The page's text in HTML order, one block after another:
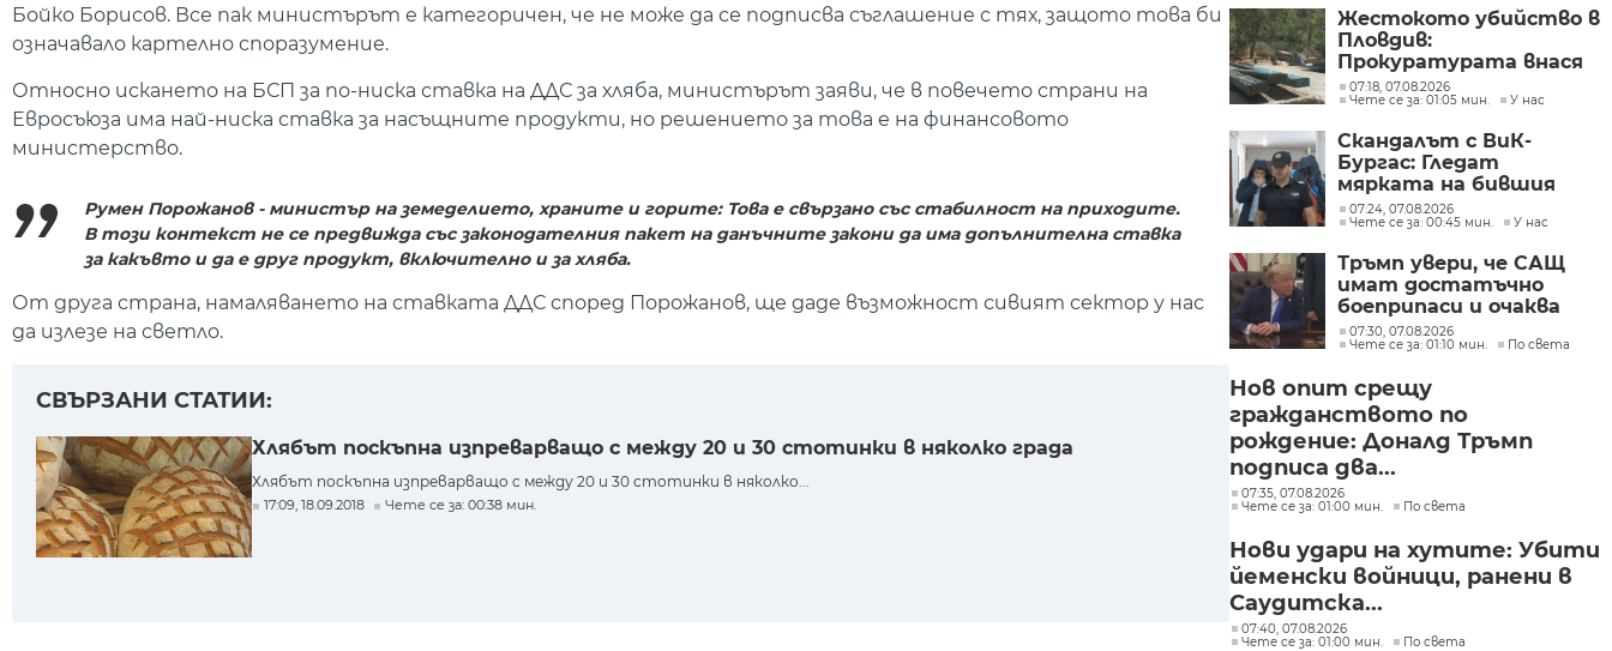
Бойко Борисов. Все пак министърът е категоричен, че не може да се подписва съглашение с тях, защото това би
означавало картелно споразумение.
Относно искането на БСП за по-ниска ставка на ДДС за хляба, министърът заяви, че в повечето страни на
Евросъюза има най-ниска ставка за насъщните продукти, но решението за това е на финансовото
министерство.
Румен Порожанов - министър на земеделието, храните и горите: Това е свързано със стабилност на приходите.
В този контекст не се предвижда със законодателния пакет на данъчните закони да има допълнителна ставка
за какъвто и да е друг продукт, включително и за хляба.
От друга страна, намаляването на ставката ДДС според Порожанов, ще даде възможност сивият сектор у нас
да излезе на светло.
СВЪРЗАНИ СТАТИИ:
Хлябът поскъпна изпреварващо с между 20 и 30 стотинки в няколко града
Хлябът поскъпна изпреварващо с между 20 и 30 стотинки в няколко...
17:09, 18.09.2018 Чете се за: 00:38 мин.
Жестокото убийство в
Пловдив:
Прокуратурата внася
искане „задържане под
стража“
07:18, 07.08.2026
Чете се за: 01:05 мин.
У нас
Скандалът с ВиК-
Бургас: Гледат
мярката на бившия
директор
07:24, 07.08.2026
Чете се за: 00:45 мин.
У нас
Тръмп увери, че САЩ
имат достатъчно
боеприпаси и очаква
конфликтът с Иран да
приключи скоро
07:30, 07.08.2026
Чете се за: 01:10 мин.
По света
Нов опит срещу
гражданството по
рождение: Доналд Тръмп
подписа два...
07:35, 07.08.2026
Чете се за: 01:00 мин.
По света
Нови удари на хутите: Убити
йеменски войници, ранени в
Саудитска...
07:40, 07.08.2026
Чете се за: 01:00 мин.
По света